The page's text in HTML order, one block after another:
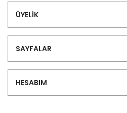
ÜYELİK
SAYFALAR
HESABIM